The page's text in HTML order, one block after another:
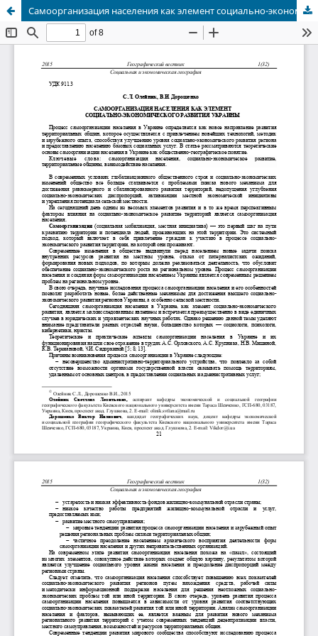
Самоорганизация населения как элемент социально-экономического развития Украины